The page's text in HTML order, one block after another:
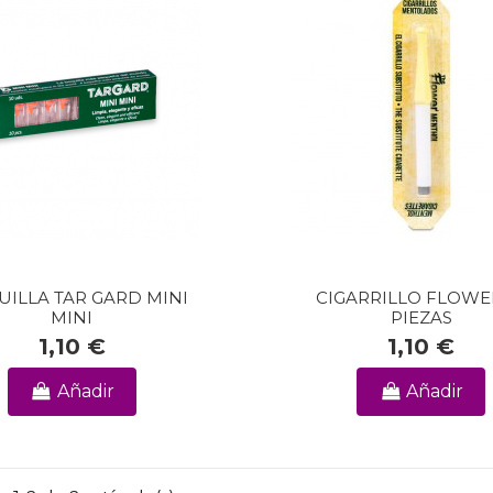
TAR GARD MINI
MINI
1,10 €
Añadir
CIGARRILLO
PIEZAS
1,10 €
Añadir